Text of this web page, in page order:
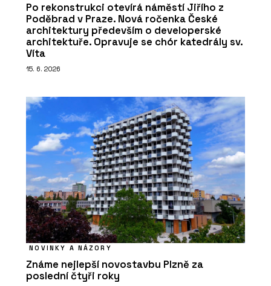
Po rekonstrukci otevírá náměstí Jiřího z
Poděbrad v Praze. Nová ročenka České
architektury především o developerské
architektuře. Opravuje se chór katedrály sv.
Víta
15. 6. 2026
NOVINKY A NÁZORY
Známe nejlepší novostavbu Plzně za
poslední čtyři roky